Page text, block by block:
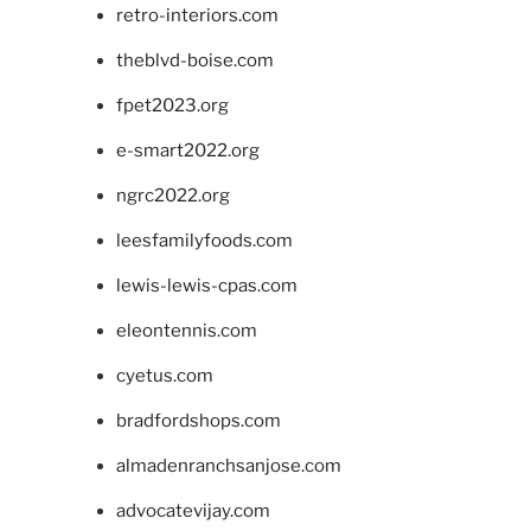
retro-interiors.com
theblvd-boise.com
fpet2023.org
e-smart2022.org
ngrc2022.org
leesfamilyfoods.com
lewis-lewis-cpas.com
eleontennis.com
cyetus.com
bradfordshops.com
almadenranchsanjose.com
advocatevijay.com